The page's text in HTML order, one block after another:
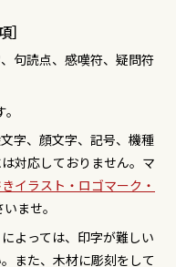
句読点、感嘆符、疑問符
字、顔文字、記号、機種
対応しておりません。マ
イラスト・ロゴマーク・
ませ。
よっては、印字が難しい
また、木材に彫刻をして